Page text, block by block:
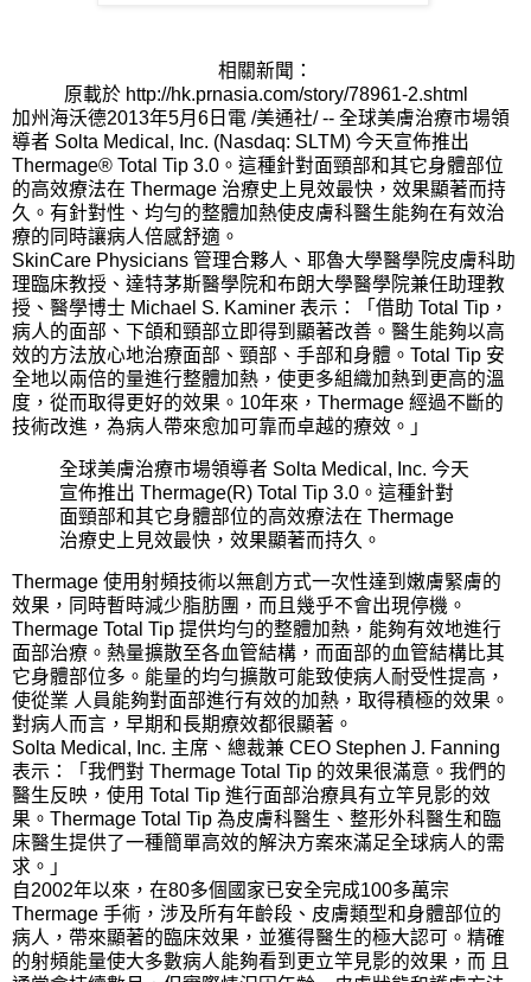
相關新聞：
原載於 http://hk.prnasia.com/story/78961-2.shtml
加州海沃德2013年5月6日電 /美通社/ -- 全球美膚治療市場領
導者 Solta Medical, Inc. (Nasdaq: SLTM) 今天宣佈推出
Thermage® Total Tip 3.0。這種針對面頸部和其它身體部位
的高效療法在 Thermage 治療史上見效最快，效果顯著而持
久。有針對性、均勻的整體加熱使皮膚科醫生能夠在有效治
療的同時讓病人倍感舒適。
SkinCare Physicians 管理合夥人、耶魯大學醫學院皮膚科助
理臨床教授、達特茅斯醫學院和布朗大學醫學院兼任助理教
授、醫學博士 Michael S. Kaminer 表示：「借助 Total Tip，
病人的面部、下頜和頸部立即得到顯著改善。醫生能夠以高
效的方法放心地治療面部、頸部、手部和身體。Total Tip 安
全地以兩倍的量進行整體加熱，使更多組織加熱到更高的溫
度，從而取得更好的效果。10年來，Thermage 經過不斷的
技術改進，為病人帶來愈加可靠而卓越的療效。」
全球美膚治療市場領導者 Solta Medical, Inc. 今天
宣佈推出 Thermage(R) Total Tip 3.0。這種針對
面頸部和其它身體部位的高效療法在 Thermage
治療史上見效最快，效果顯著而持久。
Thermage 使用射頻技術以無創方式一次性達到嫩膚緊膚的
效果，同時暫時減少脂肪團，而且幾乎不會出現停機。
Thermage Total Tip 提供均勻的整體加熱，能夠有效地進行
面部治療。熱量擴散至各血管結構，而面部的血管結構比其
它身體部位多。能量的均勻擴散可能致使病人耐受性提高，
使從業 人員能夠對面部進行有效的加熱，取得積極的效果。
對病人而言，早期和長期療效都很顯著。
Solta Medical, Inc. 主席、總裁兼 CEO Stephen J. Fanning
表示：「我們對 Thermage Total Tip 的效果很滿意。我們的
醫生反映，使用 Total Tip 進行面部治療具有立竿見影的效
果。Thermage Total Tip 為皮膚科醫生、整形外科醫生和臨
床醫生提供了一種簡單高效的解決方案來滿足全球病人的需
求。」
自2002年以來，在80多個國家已安全完成100多萬宗
Thermage 手術，涉及所有年齡段、皮膚類型和身體部位的
病人，帶來顯著的臨床效果，並獲得醫生的極大認可。精確
的射頻能量使大多數病人能夠看到更立竿見影的效果，而 且